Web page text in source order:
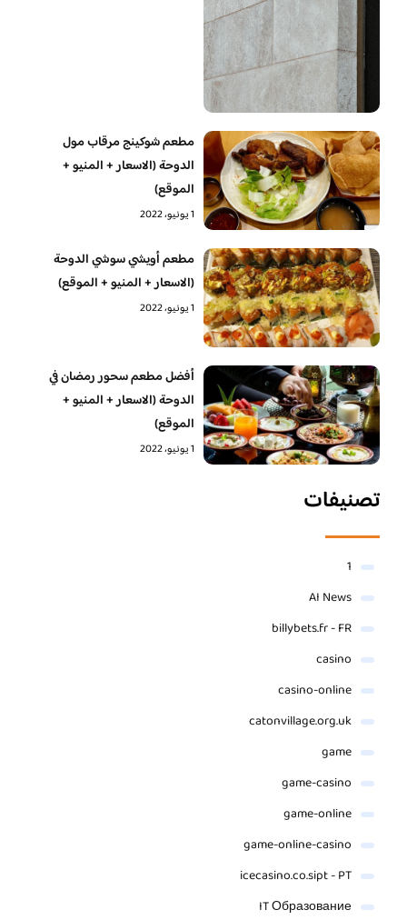
مطعم شوكينج مرقاب مول
الدوحة (الاسعار + المنيو +
الموقع)
1 يونيو، 2022
مطعم أويشي سوشي الدوحة
(الاسعار + المنيو + الموقع)
1 يونيو، 2022
أفضل مطعم سحور رمضان في
الدوحة (الاسعار + المنيو +
الموقع)
1 يونيو، 2022
تصنيفات
1
AI News
billybets.fr - FR
casino
casino-online
catonvillage.org.uk
game
game-casino
game-online
game-online-casino
icecasino.co.sipt - PT
IT Образование